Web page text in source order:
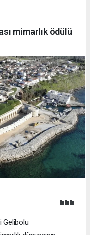
mimarlık ödülü
Gelibolu